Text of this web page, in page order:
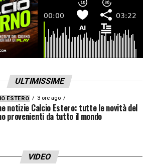
NOSTRE TOP NEWS
ULTIMISSIME
ESTERO 3 ore ago
notizie Calcio Estero: tutte le novità del
provenienti da tutto il mondo
VIDEO